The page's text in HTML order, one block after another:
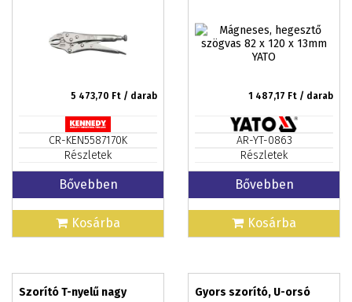
5 473,70 Ft / darab
CR-KEN5587170K
Részletek
Bővebben
Kosárba
1 487,17 Ft / darab
AR-YT-0863
Részletek
Bővebben
Kosárba
Szorító T-nyelű nagy
Gyors szorító, U-orsó